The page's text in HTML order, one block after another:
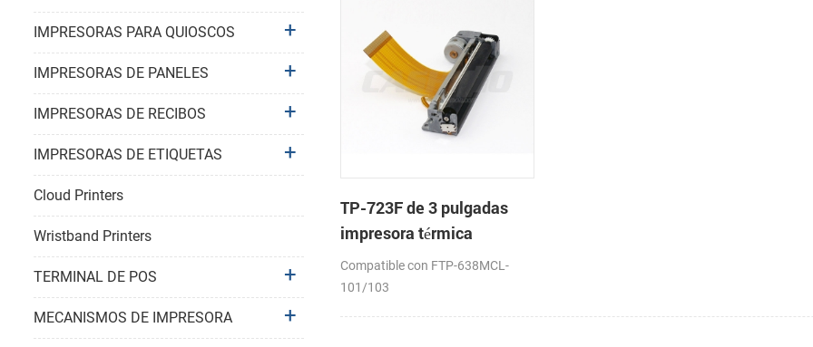
TP-723F de 3 pulgadas
impresora térmica
mecanismo de
Compatible con FTP-638MCL-
101/103
IMPRESORAS PARA QUIOSCOS
IMPRESORAS DE PANELES
IMPRESORAS DE RECIBOS
IMPRESORAS DE ETIQUETAS
Cloud Printers
Wristband Printers
TERMINAL DE POS
MECANISMOS DE IMPRESORA